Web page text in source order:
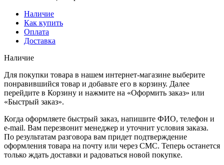
Наличие
Как купить
Оплата
Доставка
Наличие
Для покупки товара в нашем интернет-магазине выберите
понравившийся товар и добавьте его в корзину. Далее
перейдите в Корзину и нажмите на «Оформить заказ» или
«Быстрый заказ».
Когда оформляете быстрый заказ, напишите ФИО, телефон и
e-mail. Вам перезвонит менеджер и уточнит условия заказа.
По результатам разговора вам придет подтверждение
оформления товара на почту или через СМС. Теперь останется
только ждать доставки и радоваться новой покупке.